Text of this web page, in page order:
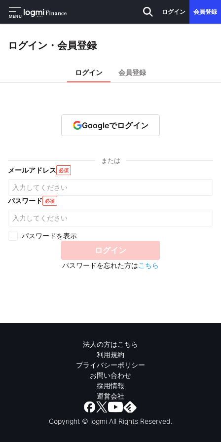
MENU
ログイン 会員登録
ログイン・会員登録
ログイン 会員登録
Googleでログイン
または
メールアドレス 必須
パスワード 必須
パスワードを表示
ログイン
パスワードを忘れた方はこちら
法人の方はこちら
利用規約
プライバシーポリシー
お問い合わせ
採用情報
運営会社
Copyright © logmi All Rights Reserved.